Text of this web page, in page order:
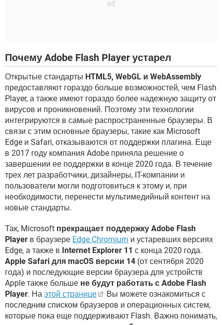
Почему Adobe Flash Player устарел
Открытые стандарты HTML5, WebGL и WebAssembly
предоставляют гораздо больше возможностей, чем Flash
Player, а также имеют гораздо более надежную защиту от
вирусов и проникновений. Поэтому эти технологии
интегрируются в самые распространенные браузеры. В
связи с этим основные браузеры, такие как Microsoft
Edge и Safari, отказываются от поддержки плагина. Еще
в 2017 году компания Adobe приняла решение о
завершении ее поддержки в конце 2020 года. В течение
трех лет разработчики, дизайнеры, IT-компании и
пользователи могли подготовиться к этому и, при
необходимости, перенести мультимедийный контент на
новые стандарты.
Так, Microsoft прекращает поддержку Adobe Flash
Player в браузере Edge Chromium и устаревших версиях
Edge, а также в Internet Explorer 11 с конца 2020 года.
Apple Safari для macOS версии 14 (от сентября 2020
года) и последующие версии браузера для устройств
Apple также больше не будут работать с Adobe Flash
Player. На этой странице
Вы можете ознакомиться с
последним списком браузеров и операционных систем,
которые пока еще поддерживают Flash. Важно понимать,